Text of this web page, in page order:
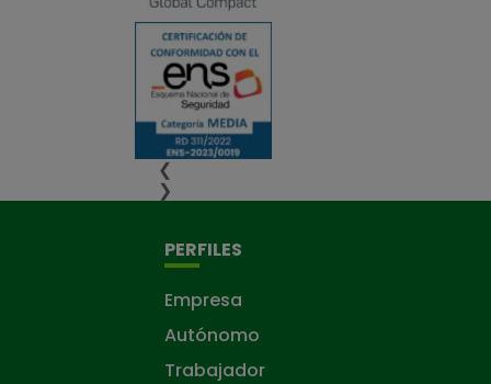
❮
❯
PERFILES
Empresa
Autónomo
Trabajador